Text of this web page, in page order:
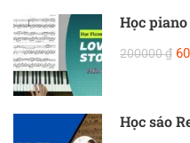
Học
200000 ₫
Học sáo